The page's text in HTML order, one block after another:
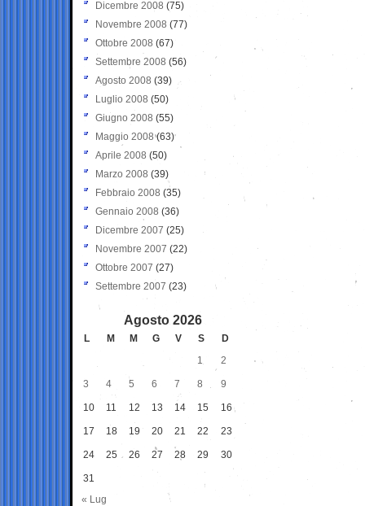
Dicembre 2008 (75)
Novembre 2008 (77)
Ottobre 2008 (67)
Settembre 2008 (56)
Agosto 2008 (39)
Luglio 2008 (50)
Giugno 2008 (55)
Maggio 2008(63)
Aprile 2008 (50)
Marzo 2008 (39)
Febbraio 2008 (35)
Gennaio 2008 (36)
Dicembre 2007 (25)
Novembre 2007 (22)
Ottobre 2007 (27)
Settembre 2007 (23)
Agosto 2026
L M M G V S
D
1
2
3 4 5 6 7 8 9
10 11 12 13 14 15 16
17 18 19 20 21 22 23
24 25 26 27 28 29 30
31
« Lug